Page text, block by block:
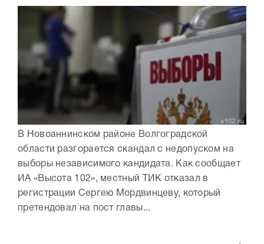
В Новоаннинском районе Волгоградской
области разгорается скандал с недопуском на
выборы независимого кандидата. Как сообщает
ИА «Высота 102», местный ТИК отказал в
регистрации Сергею Мордвинцеву, который
претендовал на пост главы...